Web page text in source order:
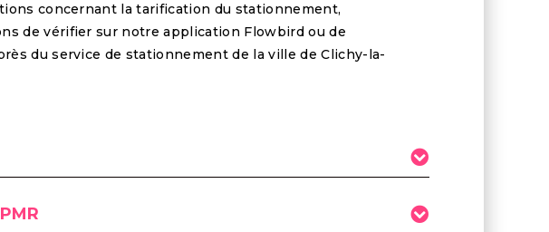
concernant la tarification du stationnement,
de vérifier sur notre application Flowbird ou de
du service de stationnement de la ville de Clichy-la-